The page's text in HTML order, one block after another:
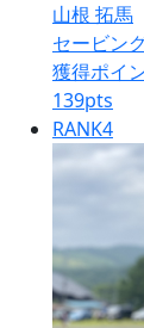
山根 拓馬
セービン
獲得ポイ
139pts
RANK4